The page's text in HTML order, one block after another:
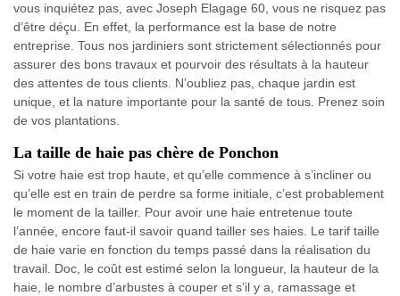
vous inquiétez pas, avec Joseph Elagage 60, vous ne risquez pas
d’être déçu. En effet, la performance est la base de notre
entreprise. Tous nos jardiniers sont strictement sélectionnés pour
assurer des bons travaux et pourvoir des résultats à la hauteur
des attentes de tous clients. N’oubliez pas, chaque jardin est
unique, et la nature importante pour la santé de tous. Prenez soin
de vos plantations.
La taille de haie pas chère de Ponchon
Si votre haie est trop haute, et qu’elle commence à s’incliner ou
qu’elle est en train de perdre sa forme initiale, c’est probablement
le moment de la tailler. Pour avoir une haie entretenue toute
l’année, encore faut-il savoir quand tailler ses haies. Le tarif taille
de haie varie en fonction du temps passé dans la réalisation du
travail. Doc, le coût est estimé selon la longueur, la hauteur de la
haie, le nombre d’arbustes à couper et s’il y a, ramassage et